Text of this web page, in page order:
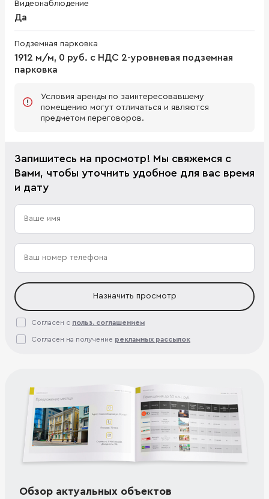
Видеонаблюдение
Да
Подземная парковка
1912 м/м, 0 руб. с НДС 2-уровневая подземная
парковка
Условия аренды по заинтересовавшему
помещению могут отличаться и являются
предметом переговоров.
Запишитесь на просмотр! Мы свяжемся с
Вами, чтобы уточнить удобное для вас время
и дату
Назначить просмотр
Согласен с польз. соглашением
Согласен на получение рекламных рассылок
Обзор актуальных объектов